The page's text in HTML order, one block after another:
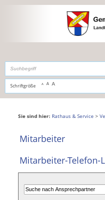
,zur Navigationoderzur
Schriftgröße A A A
Sie sind hier: Rathaus & Service >
Mitarbeiter
Mitarbeiter-Telefon-